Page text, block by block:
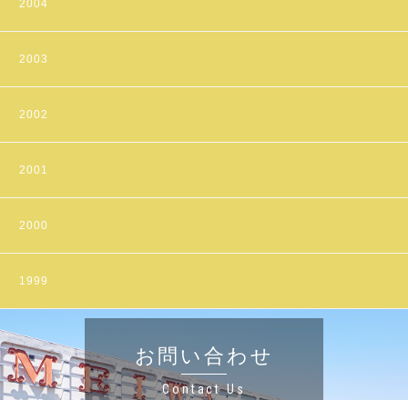
2004
2003
2002
2001
2000
1999
お問い合わせ
Contact Us